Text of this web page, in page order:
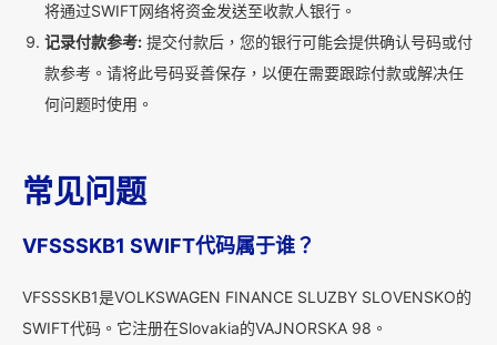
将通过SWIFT网络将资金发送至收款人银行。
记录付款参考: 提交付款后，您的银行可能会提供确认号码或付
款参考。请将此号码妥善保存，以便在需要跟踪付款或解决任
何问题时使用。
常见问题
VFSSSKB1 SWIFT代码属于谁？
VFSSSKB1是VOLKSWAGEN FINANCE SLUZBY SLOVENSKO的
SWIFT代码。它注册在Slovakia的VAJNORSKA 98。